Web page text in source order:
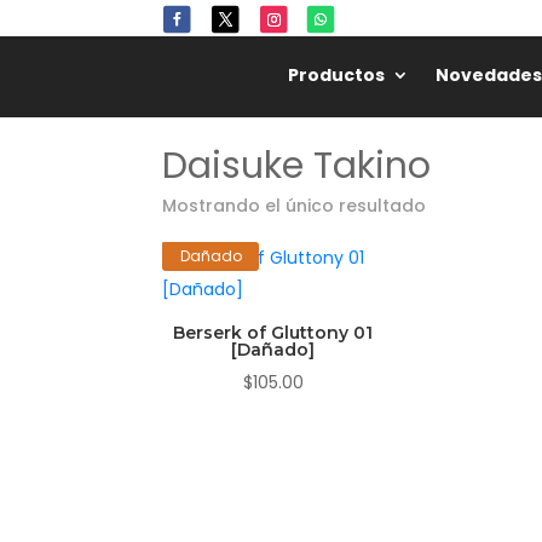
Productos Novedades
Daisuke Takino
Mostrando el único resultado
Dañado
Berserk of Gluttony 01
[Dañado]
$105.00